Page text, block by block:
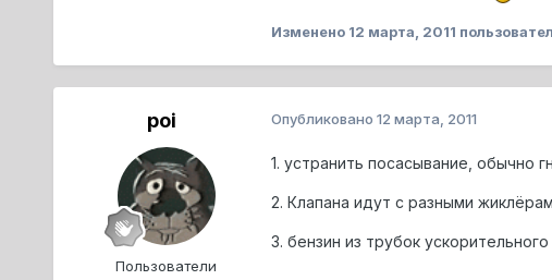
Изменено 12 марта, 2011
poi
Пользователи
Опубликовано 12 марта, 2011
1. устранить посасывание, обычно
2. Клапана идут с разными
3. бензин из трубок